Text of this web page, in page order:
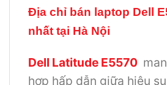
Địa chỉ bán laptop Dell
nhất tại Hà Nội
Dell Latitude E5570
hợp hấp dẫn giữa hiệu